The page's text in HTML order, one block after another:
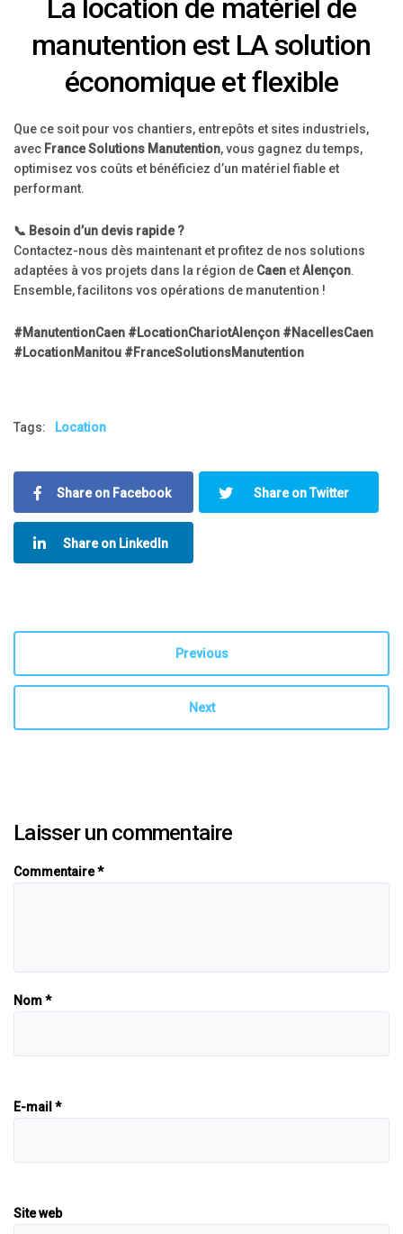
La location de matériel de
manutention est LA solution
économique et flexible
Que ce soit pour vos chantiers, entrepôts et sites industriels,
avec France Solutions Manutention, vous gagnez du temps,
optimisez vos coûts et bénéficiez d’un matériel fiable et
performant.
📞 Besoin d’un devis rapide ?
Contactez-nous dès maintenant et profitez de nos solutions
adaptées à vos projets dans la région de Caen etAlençon.
Ensemble, facilitons vos opérations de manutention !
#ManutentionCaen #LocationChariotAlençon #NacellesCaen
#LocationManitou #FranceSolutionsManutention
Tags: Location
Share on Facebook Share on Twitter
Share on LinkedIn
Previous
Next
Laisser un commentaire
Commentaire*
Nom*
E-mail *
Site web